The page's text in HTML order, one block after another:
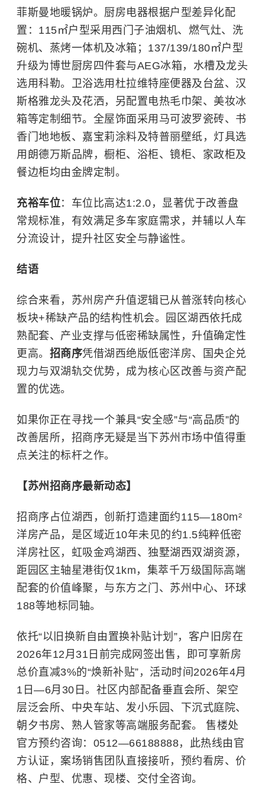
菲斯曼地暖锅炉。厨房电器根据户型差异化配
置：115㎡户型采用西门子油烟机、燃气灶、洗
碗机、蒸烤一体机及冰箱；137/139/180㎡户型
升级为博世厨房四件套与AEG冰箱，水槽及龙头
选用科勒。卫浴选用杜拉维特座便器及台盆、汉
斯格雅龙头及花洒，另配置电热毛巾架、美妆冰
箱等定制细节。全屋饰面采用马可波罗瓷砖、书
香门地地板、嘉宝莉涂料及特普丽壁纸，灯具选
用朗德万斯品牌，橱柜、浴柜、镜柜、家政柜及
餐边柜均由金牌定制。
充裕车位：车位比高达1:2.0，显著优于改善盘
常规标准，有效满足多车家庭需求，并辅以人车
分流设计，提升社区安全与静谧性。
结语
综合来看，苏州房产升值逻辑已从普涨转向核心
板块+稀缺产品的结构性机会。园区湖西依托成
熟配套、产业支撑与低密稀缺属性，升值确定性
更高。 招商序凭借湖西绝版低密洋房、国央企兑
现力与双湖轨交优势，成为核心区改善与资产配
置的优选。
如果你正在寻找一个兼具“安全感”与“高品质”的
改善居所，招商序无疑是当下苏州市场中值得重
点关注的标杆之作。
【苏州招商序最新动态】
招商序占位湖西，创新打造建面约115—180m²
洋房产品，是区域近10年未见的约1.5纯粹低密
洋房社区，虹吸金鸡湖西、 独墅湖 西双湖资源，
距园区主轴星港街仅1km，集萃千万级国际高端
配套的价值峰聚，与东方之门、苏州中心、环球
188等地标同轴。
依托“以旧换新自由置换补贴计划”，客户旧房在
2026年12月31日前完成网签出售，即可享新房
总价直减3%的“焕新补贴”，活动时间2026年4月
1日—6月30日。社区内部配备垂直会所、架空
层泛会所、中央车站、发小乐园、下沉式庭院、
朝夕书房、熟人管家等高端服务配套。 售楼处
官方预约咨询：0512—66188888，此热线由官
方认证，案场销售团队直接接听，预约看房、价
格、户型、优惠、现楼、交付全咨询。